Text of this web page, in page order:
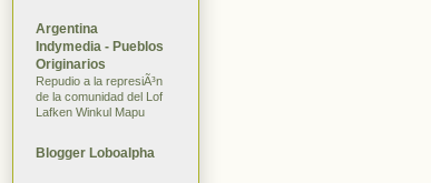
Argentina
Indymedia - Pueblos
Originarios
Repudio a la represiÃ³n
de la comunidad del Lof
Lafken Winkul Mapu
Blogger Loboalpha